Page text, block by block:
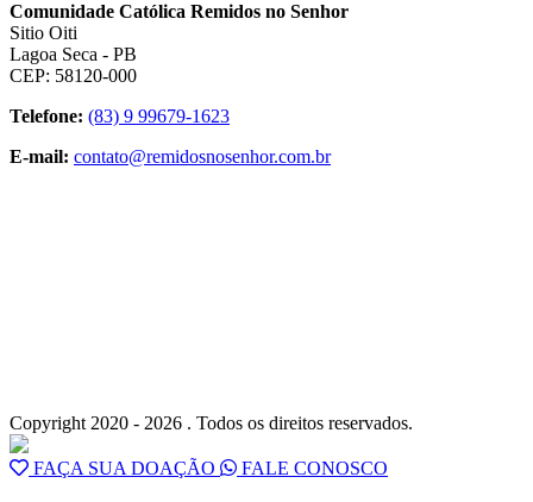
Comunidade Católica Remidos no Senhor
Sitio Oiti
Lagoa Seca - PB
CEP: 58120-000
Telefone: (83) 9 99679-1623
E-mail: contato@remidosnosenhor.com.br
Copyright 2020 - 2026 . Todos os direitos reservados.
FAÇA SUA DOAÇÃO FALE CONOSCO